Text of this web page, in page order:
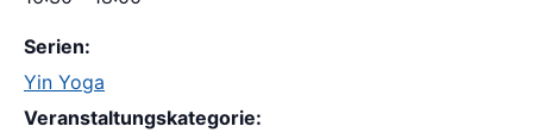
Serien:
Yin Yoga
Veranstaltungskategorie: